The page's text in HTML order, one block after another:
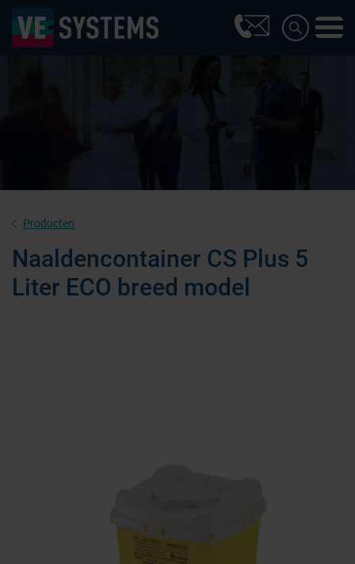
Producten
Naaldencontainer CS Plus 5
Liter ECO breed model